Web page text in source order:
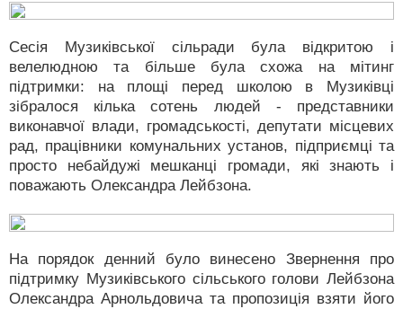
Сесія Музиківської сільради була відкритою і
велелюдною та більше була схожа на мітинг
підтримки: на площі перед школою в Музиківці
зібралося кілька сотень людей - представники
виконавчої влади, громадськості, депутати місцевих
рад, працівники комунальних установ, підприємці та
просто небайдужі мешканці громади, які знають і
поважають Олександра Лейбзона.
На порядок денний було винесено Звернення про
підтримку Музиківського сільського голови Лейбзона
Олександра Арнольдовича та пропозиція взяти його